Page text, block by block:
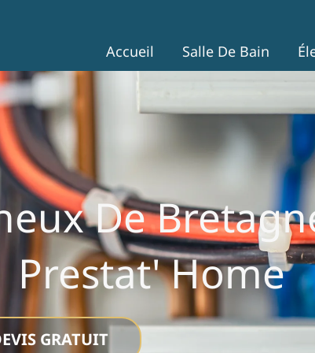
Accueil Salle De Bain
De
Prestat' Home
GRATUIT